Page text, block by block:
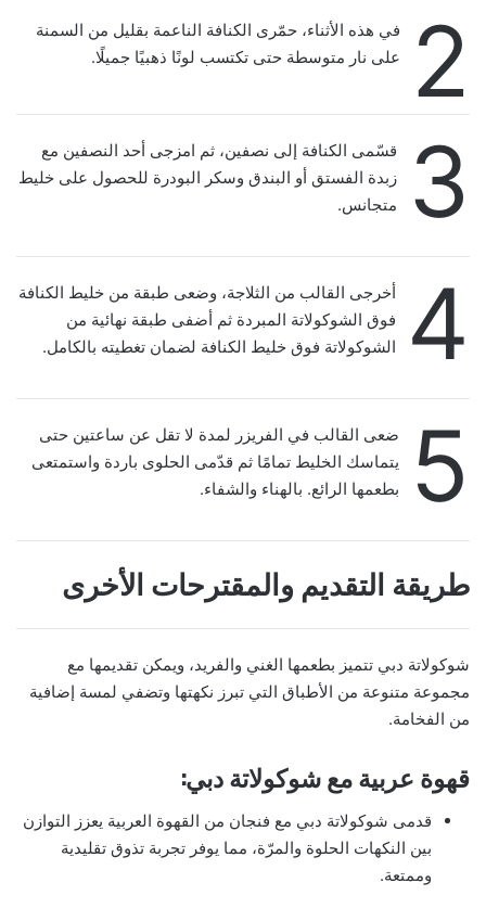
2
في هذه الأثناء، حمّرى الكنافة الناعمة بقليل من السمنة
على نار متوسطة حتى تكتسب لونًا ذهبيًا جميلًا.
3
قسّمى الكنافة إلى نصفين، ثم امزجى أحد النصفين مع
زبدة الفستق أو البندق وسكر البودرة للحصول على خليط
متجانس.
4
أخرجى القالب من الثلاجة، وضعى طبقة من خليط الكنافة
فوق الشوكولاتة المبردة ثم أضفى طبقة نهائية من
الشوكولاتة فوق خليط الكنافة لضمان تغطيته بالكامل.
5
ضعى القالب في الفريزر لمدة لا تقل عن ساعتين حتى
يتماسك الخليط تمامًا ثم قدّمى الحلوى باردة واستمتعى
بطعمها الرائع. بالهناء والشفاء.
طريقة التقديم والمقترحات الأخرى
شوكولاتة دبي تتميز بطعمها الغني والفريد، ويمكن تقديمها مع
مجموعة متنوعة من الأطباق التي تبرز نكهتها وتضفي لمسة إضافية
من الفخامة.
قهوة عربية مع شوكولاتة دبي:
قدمى شوكولاتة دبي مع فنجان من القهوة العربية يعزز التوازن
بين النكهات الحلوة والمرّة، مما يوفر تجربة تذوق تقليدية
وممتعة.